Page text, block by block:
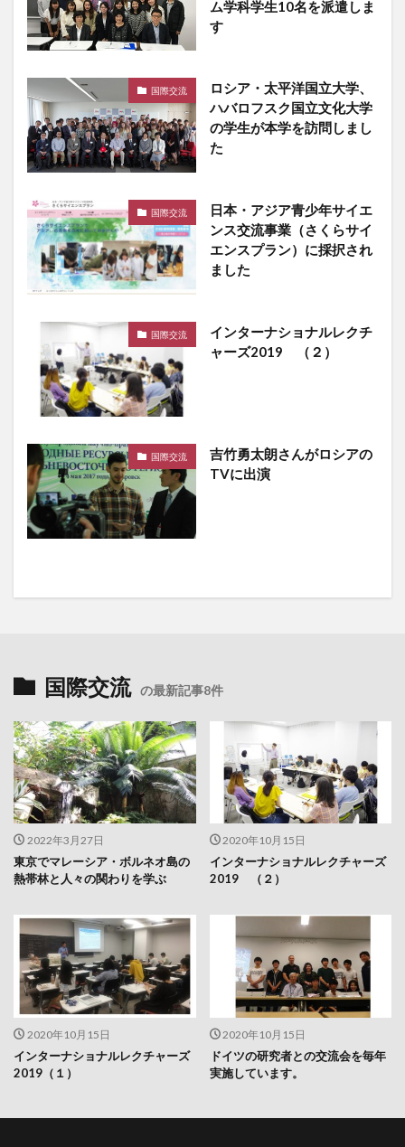
ム学科学生10名を派遣しま
す
国際交流
ロシア・太平洋国立大学、
ハバロフスク国立文化大学
の学生が本学を訪問しまし
た
国際交流
日本・アジア青少年サイエ
ンス交流事業（さくらサイ
エンスプラン）に採択され
ました
国際交流
インターナショナルレクチ
ャーズ2019 （２）
国際交流
吉竹勇太朗さんがロシアの
TVに出演
国際交流 の最新記事8件
2022年3月27日
東京でマレーシア・ボルネオ島の
熱帯林と人々の関わりを学ぶ
2020年10月15日
インターナショナルレクチャーズ
2019 （２）
2020年10月15日
インターナショナルレクチャーズ
2019（１）
2020年10月15日
ドイツの研究者との交流会を毎年
実施しています。